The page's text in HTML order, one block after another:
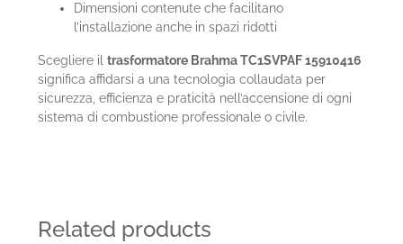
Dimensioni contenute che facilitano
l’installazione anche in spazi ridotti
Scegliere iltrasformatore Brahma TC1SVPAF 15910416
significa affidarsi a una tecnologia collaudata per
sicurezza, efficienza e praticità nell’accensione di ogni
sistema di combustione professionale o civile.
Related products